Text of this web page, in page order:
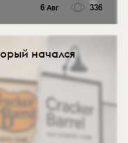
6 Авг 336
начался